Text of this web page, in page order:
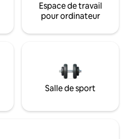
Espace de travail
pour ordinateur
Salle de sport